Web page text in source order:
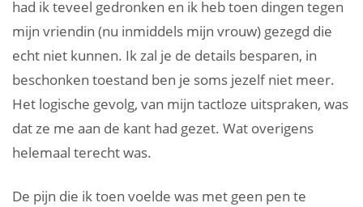
had ik teveel gedronken en ik heb toen dingen tegen
mijn vriendin (nu inmiddels mijn vrouw) gezegd die
echt niet kunnen. Ik zal je de details besparen, in
beschonken toestand ben je soms jezelf niet meer.
Het logische gevolg, van mijn tactloze uitspraken, was
dat ze me aan de kant had gezet. Wat overigens
helemaal terecht was.
De pijn die ik toen voelde was met geen pen te